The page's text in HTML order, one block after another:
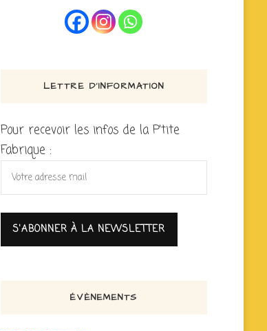
LETTRE D’INFORMATION
Pour recevoir les infos de la P'tite
Fabrique :
ÉVÈNEMENTS